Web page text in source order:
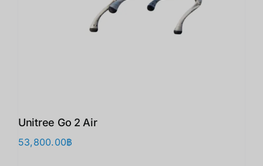
Unitree Go 2 Air
53,800.00฿